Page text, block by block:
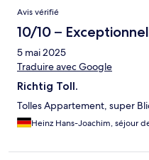
Avis vérifié
10/10 – Exceptionnel
5 mai 2025
Traduire avec Google
Richtig Toll.
Tolles Appartement, super
Heinz Hans-Joachim, séjour